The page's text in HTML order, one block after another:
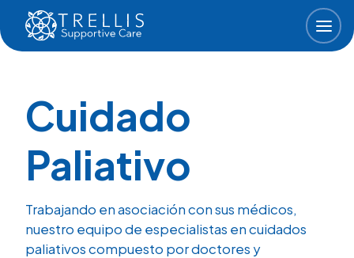
Skip to main content
Cuidado
Paliativo
Trabajando en asociación con sus médicos,
nuestro equipo de especialistas en cuidados
paliativos compuesto por doctores y